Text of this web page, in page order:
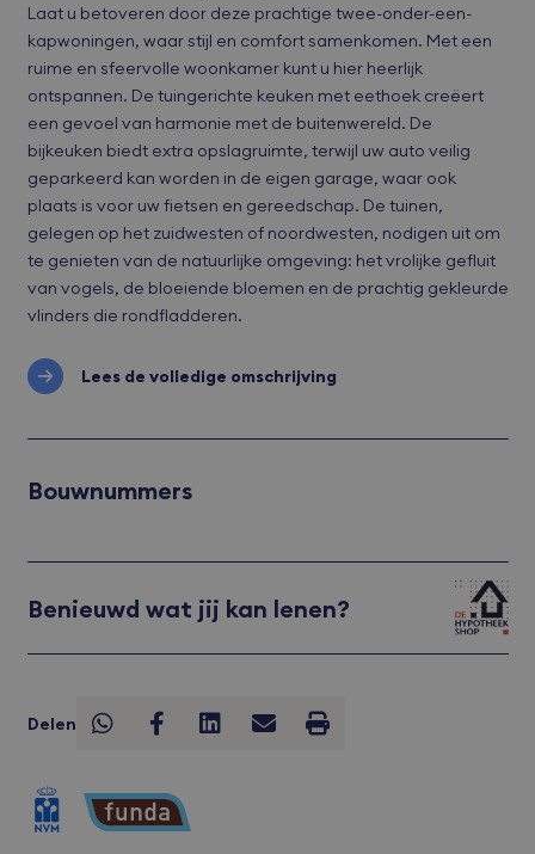
Laat u betoveren door deze prachtige twee-onder-een-
kapwoningen, waar stijl en comfort samenkomen. Met een
ruime en sfeervolle woonkamer kunt u hier heerlijk
ontspannen. De tuingerichte keuken met eethoek creëert
een gevoel van harmonie met de buitenwereld. De
bijkeuken biedt extra opslagruimte, terwijl uw auto veilig
geparkeerd kan worden in de eigen garage, waar ook
plaats is voor uw fietsen en gereedschap. De tuinen,
gelegen op het zuidwesten of noordwesten, nodigen uit om
te genieten van de natuurlijke omgeving: het vrolijke gefluit
van vogels, de bloeiende bloemen en de prachtig gekleurde
vlinders die rondfladderen.
Lees de volledige omschrijving
Bouwnummers
Benieuwd wat jij kan lenen?
Delen